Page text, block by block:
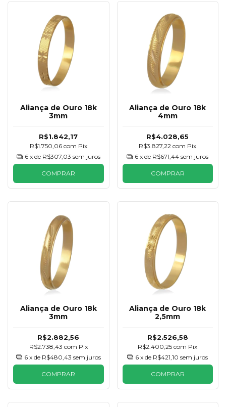
Aliança de Ouro 18k
3mm
R$1.842,17
R$1.750,06 com Pix
6 x de R$307,03 sem juros
COMPRAR
Aliança de Ouro 18k
4mm
R$4.028,65
R$3.827,22com Pix
6 x de R$671,44 sem juros
COMPRAR
Aliança de Ouro 18k
3mm
R$2.882,56
R$2.738,43 com Pix
6 x de R$480,43 sem juros
COMPRAR
Aliança de Ouro 18k
2,5mm
R$2.526,58
R$2.400,25com Pix
6 x de R$421,10 sem juros
COMPRAR